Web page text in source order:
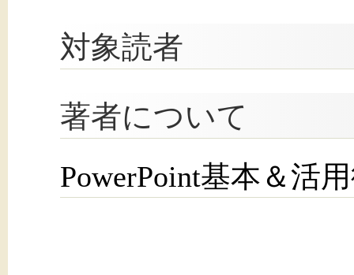
対象読者
著者について
PowerPoint基本＆活